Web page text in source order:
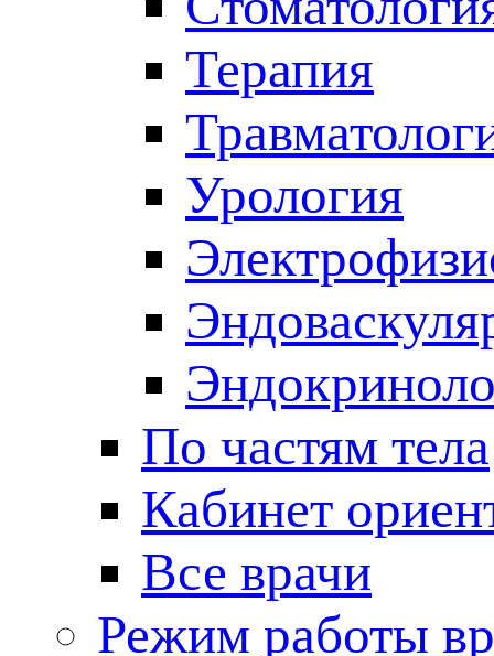
Терапия
Урология
По частям тела
Кабинет
Все врачи
Режим работы